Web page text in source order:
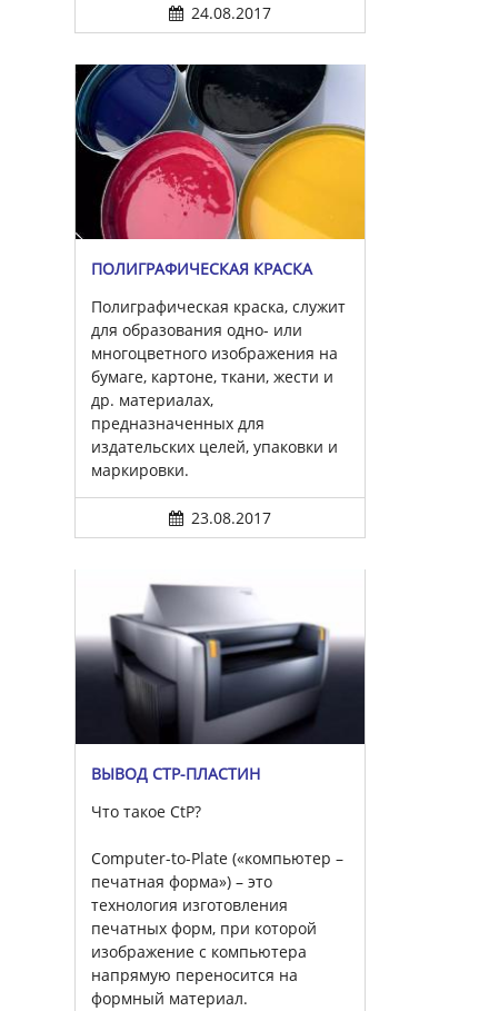
24.08.2017
ПОЛИГРАФИЧЕСКАЯ КРАСКА
Полиграфическая краска, служит
для образования одно- или
многоцветного изображения на
бумаге, картоне, ткани, жести и
др. материалах,
предназначенных для
издательских целей, упаковки и
маркировки.
23.08.2017
ВЫВОД CTP-ПЛАСТИН
Что такое CtP?
Computer-to-Plate («компьютер –
печатная форма») – это
технология изготовления
печатных форм, при которой
изображение с компьютера
напрямую переносится на
формный материал.